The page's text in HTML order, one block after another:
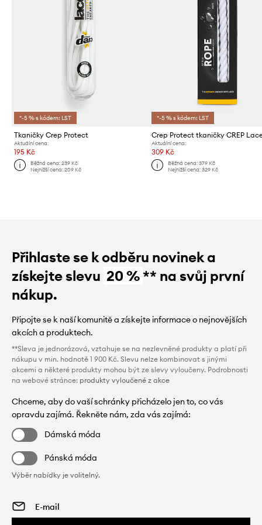
*-5 % s kódem: LST
Tkaničky Crep Protect
Aktuální cena:
195 Kč
Běžná cena:239 Kč
Nejnižší cena:209 Kč
*-5 % s kódem: LST
Crep Protect tkaničky CREP
Aktuální cena:
309 Kč
Běžná cena: 379 Kč
Nejnižší cena: 329 Kč
Přihlaste se k odběru novinek a
získejte slevu 20 %** na svůj první
nákup.
Připojte se k naší komunitě a získejte informace o nejnovějších
akcích a produktech.
**Sleva je jednorázová, vztahuje se na nezlevněné produkty a platí při
nákupu v min. hodnotě 1 900 Kč. Slevu nelze kombinovat s jinými
akcemi a některé produkty mohou být ze slevy vyloučeny. Podrobnosti
na webové stránce: produkty vyloučené z akce
Chceme, aby do vaší schránky přicházelo jen to, co vás
opravdu zajímá. Řekněte nám, zda vás zajímá:
Dámská móda
Pánská móda
Výběr nabídky je volitelný.